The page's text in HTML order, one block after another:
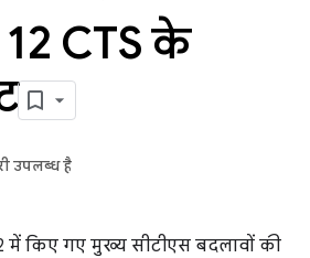
CTS के
उपलब्ध है
में किए गए मुख्य सीटीएस बदलावों की